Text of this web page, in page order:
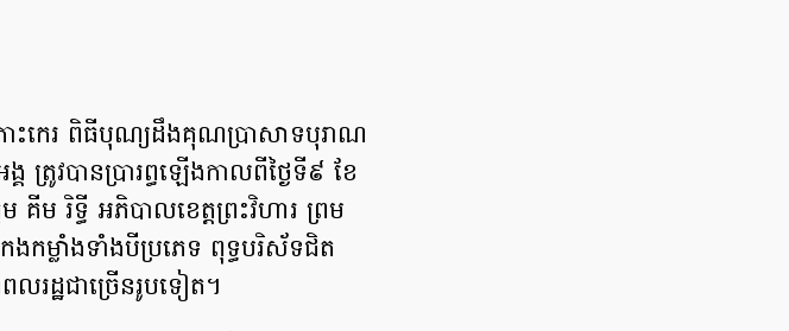
ោះកេរ ពិធីបុណ្យដឹងគុណប្រាសាទបុរាណ
ត្រូវបានប្រារព្ធឡើងកាលពីថ្ងៃទី៩ ខែ
ម រិទ្ធី អភិបាលខេត្តព្រះវិហារ ព្រម
កងកម្លាំងទាំងបីប្រភេទ ពុទ្ធបរិស័ទជិត
ដ្ឋជាច្រើនរូបទៀត។